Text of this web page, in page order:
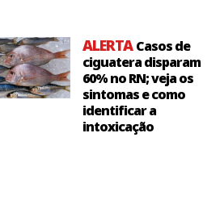
ALERTACasos de
ciguatera disparam
60% no RN; veja os
sintomas e como
identificar a
intoxicação